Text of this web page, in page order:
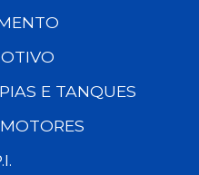
E TANQUES